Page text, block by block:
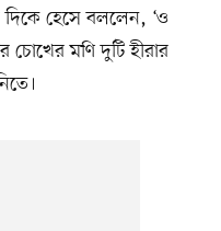
হেসে বললেন, ‘ও
চোখের মণি দুটি হীরার